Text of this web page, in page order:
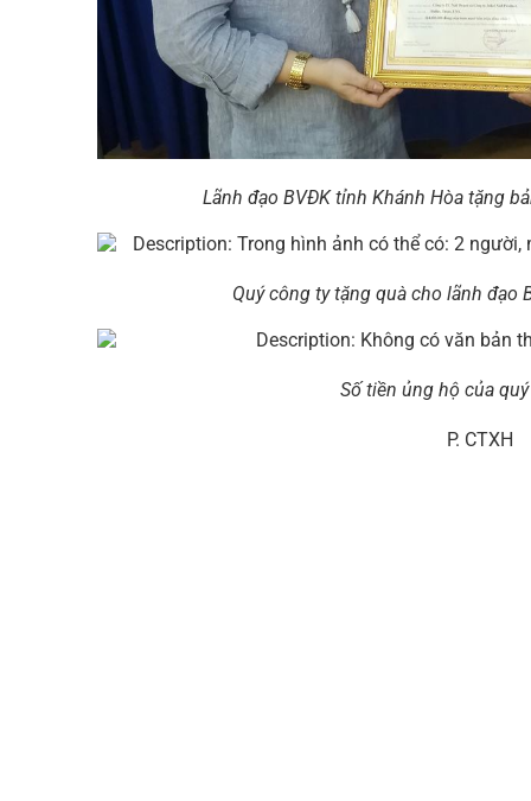
Lãnh đạo BVĐK tỉnh Khánh Hòa tặng
Quý công ty tặng quà cho lãnh đạo
Số tiền ủng hộ của
P. CTXH